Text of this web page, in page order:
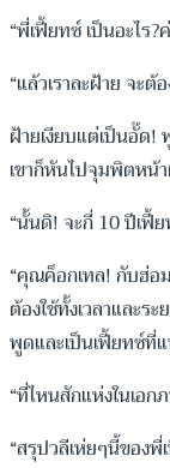
“พี่เฟี้ยทซ์ เป็นอะไร?
“แล้วเราละฝ้าย จะ
ฝ้ายเงียบแต่เป็นอั๊ด!
เขาก็หันไปจุมพิตหน้
“นั้นดิ! จะกี่ 10 ปีเฟี้
“คุณค็อกเทล! กับฮ่
ต้องใช้ทั้งเวลาและร
พูดและเป็นเฟี้ยทซ์ที่
“ที่ไหนสักแห่งในเอก
“สรุปวลีเห่ยๆนี้ของพี่